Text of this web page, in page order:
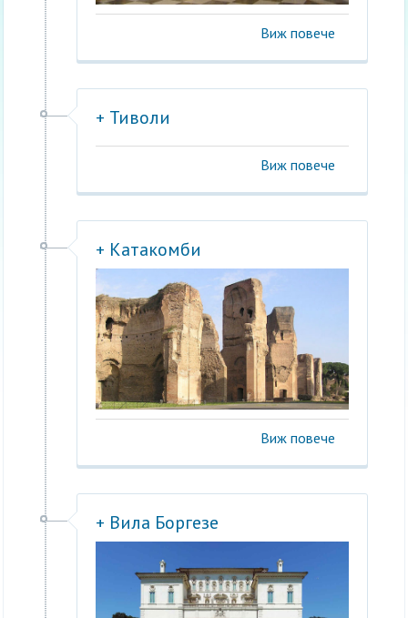
Виж повече
+ Тиволи
Виж повече
+ Катакомби
Виж повече
+ Вила Боргезе